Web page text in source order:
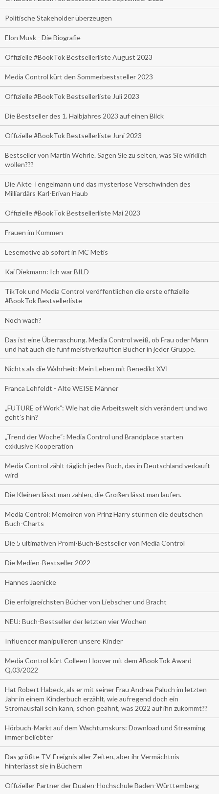
Politische Stakeholder überzeugen
Elon Musk - Die Biografie
Offizielle #BookTok Bestsellerliste August 2023
Media Control kürt den Sommerbeststeller 2023
Offizielle #BookTok Bestsellerliste Juli 2023
Die Bestseller des 1. Halbjahres 2023 auf einen Blick
Offizielle #BookTok Bestsellerliste Juni 2023
Bestseller von Martin Wehrle. Sagen Sie zu selten, was Sie wirklich
wollen???
Die Akte Tengelmann und das mysteriöse Verschwinden des
Milliardärs Karl-Erivan Haub
Offizielle #BookTok Bestsellerliste Mai 2023
Frauen im Kommen
Lesemotive ab sofort in MC Metis
Kai Diekmann: Ich war BILD
TikTok und Media Control veröffentlichen die erste offizielle
#BookTok Bestsellerliste
Noch wach?
Das ist eine Überraschung. Media Control weiß, ob Frau oder Mann
und hat auch die fünf meistverkauften Bücher in jeder Gruppe.
Nichts als die Wahrheit: Mein Leben mit Benedikt XVI
Franca Lehfeldt - Alte WEISE Männer
„FUTURE of Work”: Wie hat die Arbeitswelt sich verändert und wo
geht’s hin?
„Trend der Woche“: Media Control und Brandplace starten
exklusive Kooperation
Media Control zählt täglich jedes Buch, das in Deutschland verkauft
wird
Die Kleinen lässt man zahlen, die Großen lässt man laufen.
Media Control: Memoiren von Prinz Harry stürmen die deutschen
Buch-Charts
Die 5 ultimativen Promi-Buch-Bestseller von Media Control
Die Medien-Bestseller 2022
Hannes Jaenicke
Die erfolgreichsten Bücher von Liebscher und Bracht
NEU: Buch-Bestseller der letzten vier Wochen
Influencer manipulieren unsere Kinder
Media Control kürt Colleen Hoover mit dem #BookTok Award
Q.03/2022
Hat Robert Habeck, als er mit seiner Frau Andrea Paluch im letzten
Jahr in einem Kinderbuch erzählt, wie aufregend doch ein
Stromausfall sein kann, schon geahnt, was 2022 auf ihn zukommt??
Hörbuch-Markt auf dem Wachtumskurs: Download und Streaming
immer beliebter
Das größte TV-Ereignis aller Zeiten, aber ihr Vermächtnis
hinterlässt sie in Büchern
Offizieller Partner der Dualen-Hochschule Baden-Württemberg